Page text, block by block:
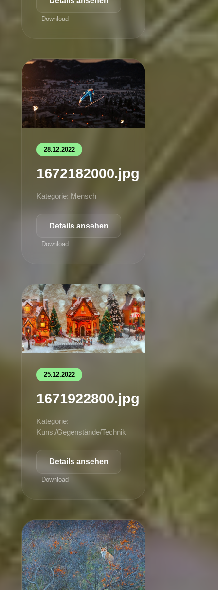
Download
28.12.2022
1672182000.jpg
Kategorie: Mensch
Details ansehen
Download
25.12.2022
1671922800.jpg
Kategorie:
Kunst/Gegenstände/Technik
Details ansehen
Download